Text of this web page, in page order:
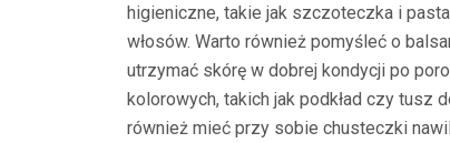
higieniczne, takie jak szczoteczka i
włosów. Warto również pomyśleć o
utrzymać skórę w dobrej kondycji po
kolorowych, takich jak podkład czy tusz
również mieć przy sobie chusteczki